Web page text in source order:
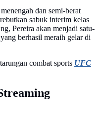
dan semi-berat
sabuk interim kelas
Pereira akan menjadi satu-
berhasil meraih gelar di
combat sports UFC